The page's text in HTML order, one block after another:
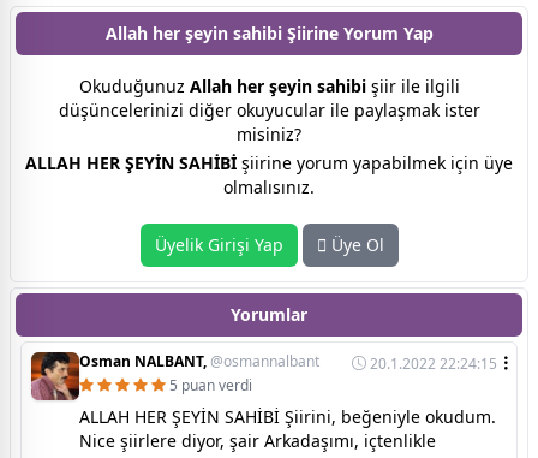
Allah her şeyin sahibi Şiirine Yorum Yap
Okuduğunuz Allah her şeyin sahibişiir ile ilgili
düşüncelerinizi diğer okuyucular ile paylaşmak ister
misiniz?
ALLAH HER ŞEYİN SAHİBİ şiirine yorum yapabilmek için üye
olmalısınız.
Üyelik Girişi Yap Üye Ol
Yorumlar
Osman NALBANT,@osmannalbant
20.1.2022 22:24:15
5 puan verdi
ALLAH HER ŞEYİN SAHİBİ Şiirini, beğeniyle okudum.
Nice şiirlere diyor, şair Arkadaşımı, içtenlikle